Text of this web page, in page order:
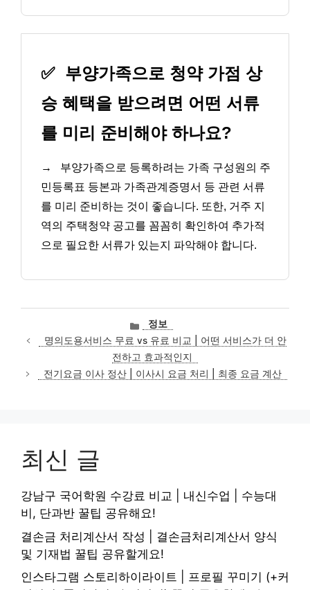
✅ 부양가족으로 청약 가점 상
승 혜택을 받으려면 어떤 서류
를 미리 준비해야 하나요?
→
부양가족으로 등록하려는 가족 구성원의 주
민등록표 등본과 가족관계증명서 등 관련 서류
를 미리 준비하는 것이 좋습니다. 또한, 거주 지
역의 주택청약 공고를 꼼꼼히 확인하여 추가적
으로 필요한 서류가 있는지 파악해야 합니다.
카
테
고
리
정보
명의도용서비스 무료 vs 유료 비교 | 어떤 서비스가 더 안
전하고 효과적인지
전기요금 이사 정산 | 이사시 요금 처리 | 최종 요금 계산
최신 글
강남구 국어학원 수강료 비교 | 내신수업 | 수능대
비, 단과반 꿀팁 공유해요!
결손금 처리계산서 작성 | 결손금처리계산서 양식
및 기재법 꿀팁 공유할게요!
인스타그램 스토리하이라이트 | 프로필 꾸미기 (+커